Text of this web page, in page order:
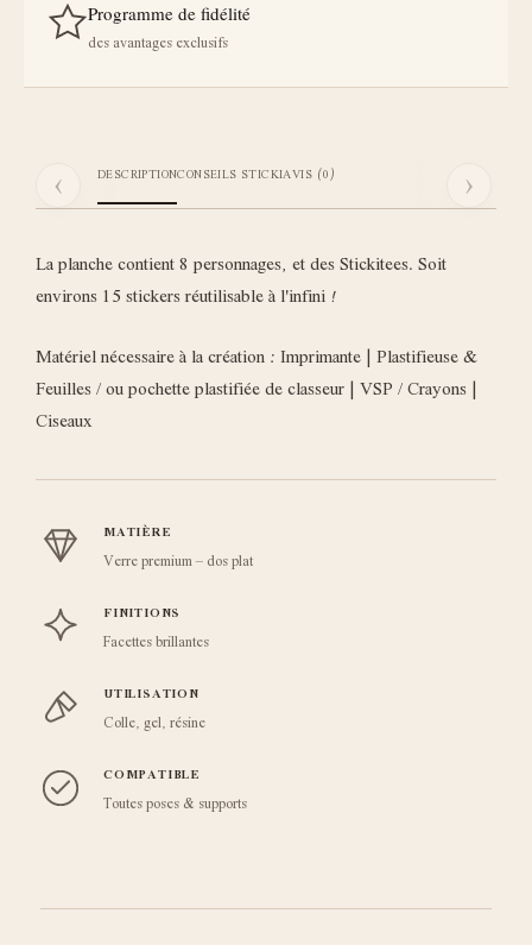
Programme de fidélité
des avantages exclusifs
‹ DESCRIPTIONCONSEILS STICKIAVIS (0) ›
La planche contient 8 personnages, et des Stickitees. Soit
environs 15 stickers réutilisable à l'infini !
Matériel nécessaire à la création : Imprimante | Plastifieuse &
Feuilles / ou pochette plastifiée de classeur | VSP / Crayons |
Ciseaux
MATIÈRE
Verre premium – dos plat
FINITIONS
Facettes brillantes
UTILISATION
Colle, gel, résine
COMPATIBLE
Toutes poses & supports